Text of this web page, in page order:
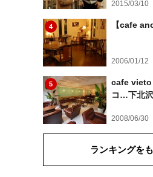
2015/03/10
4 【cafe
2006/01/12
5
cafe vieto
コ…下北沢
2008/06/30
ランキングを